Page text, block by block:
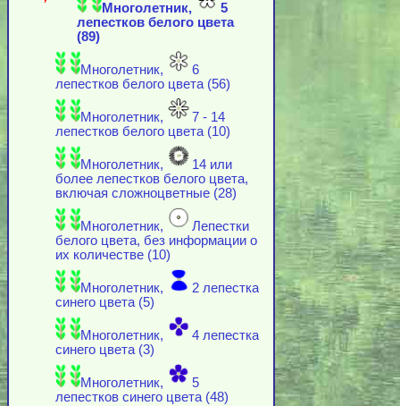
Многолетник,
5
лепестков белого цвета
(89)
Многолетник,
6
лепестков белого цвета (56)
Многолетник,
7 - 14
лепестков белого цвета (10)
Многолетник,
14 или
более лепестков белого цвета,
включая cложноцветные (28)
Многолетник,
Лепестки
белого цвета, без информации о
их количестве (10)
Многолетник,
2 лепестка
синего цвета (5)
Многолетник,
4 лепестка
синего цвета (3)
Многолетник,
5
лепестков синего цвета (48)